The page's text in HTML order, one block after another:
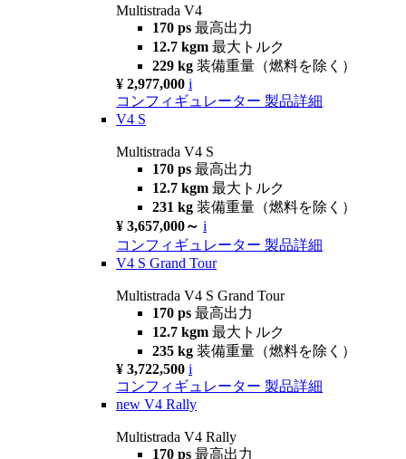
Multistrada V4
170 ps 最高出力
12.7 kgm 最大トルク
229 kg 装備重量（燃料を除く）
¥ 2,977,000 i
コンフィギュレーター 製品詳細
V4 S
Multistrada V4 S
170 ps 最高出力
12.7 kgm 最大トルク
231 kg 装備重量（燃料を除く）
¥ 3,657,000～ i
コンフィギュレーター 製品詳細
V4 S Grand Tour
Multistrada V4 S Grand Tour
170 ps 最高出力
12.7 kgm 最大トルク
235 kg 装備重量（燃料を除く）
¥ 3,722,500 i
コンフィギュレーター 製品詳細
new V4 Rally
Multistrada V4 Rally
170 ps 最高出力